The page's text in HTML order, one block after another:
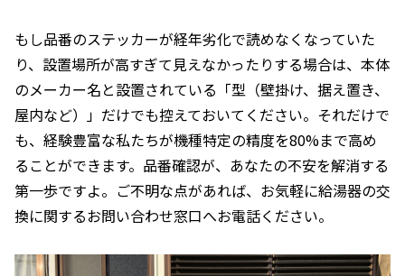
もし品番のステッカーが経年劣化で読めなくなっていた
り、設置場所が高すぎて見えなかったりする場合は、本体
のメーカー名と設置されている「型（壁掛け、据え置き、
屋内など）」だけでも控えておいてください。それだけで
も、経験豊富な私たちが機種特定の精度を80%まで高め
ることができます。品番確認が、あなたの不安を解消する
第一歩ですよ。ご不明な点があれば、お気軽に給湯器の交
換に関するお問い合わせ窓口へお電話ください。